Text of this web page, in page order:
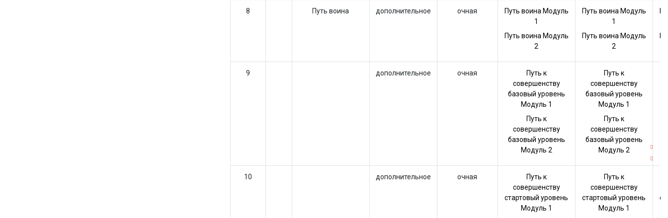
8 Путь воина дополнительное очная
Путь воина Модуль
1
Путь воина Модуль
2
Путь воина Модуль
1
Путь воина Модуль
2
9 дополнительное очная
Путь к
совершенству
базовый уровень
Модуль 1
Путь к
совершенству
базовый уровень
Модуль 2
Путь к
совершенству
базовый уровень
Модуль 1
Путь к
совершенству
базовый уровень
Модуль 2
10 дополнительное очная
Путь к
совершенству
стартовый уровень
Модуль 1
Путь к
совершенству
стартовый уровень
Модуль 1